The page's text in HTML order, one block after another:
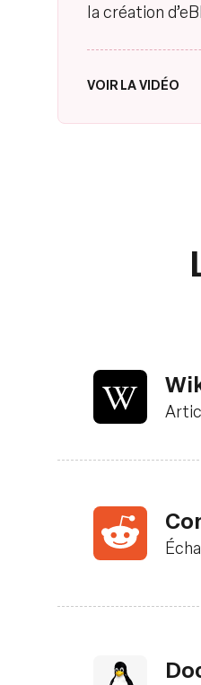
la création
VOIR LA VIDÉO